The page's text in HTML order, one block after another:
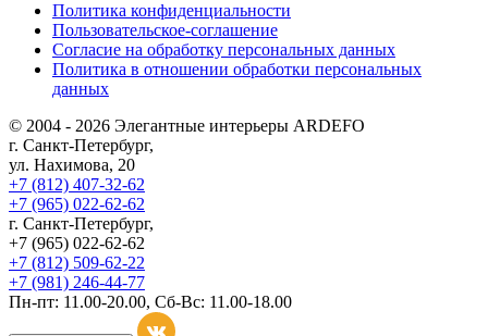
Политика конфиденциальности
Пользовательское-соглашение
Согласие на обработку персональных данных
Политика в отношении обработки персональных
данных
© 2004 - 2026 Элегантные интерьеры ARDEFO
г. Санкт-Петербург,
ул. Нахимова, 20
+7 (812) 407-32-62
+7 (965) 022-62-62
г. Санкт-Петербург,
+7 (965) 022-62-62
+7 (812) 509-62-22
+7 (981) 246-44-77
Пн-пт: 11.00-20.00, Сб-Вс: 11.00-18.00